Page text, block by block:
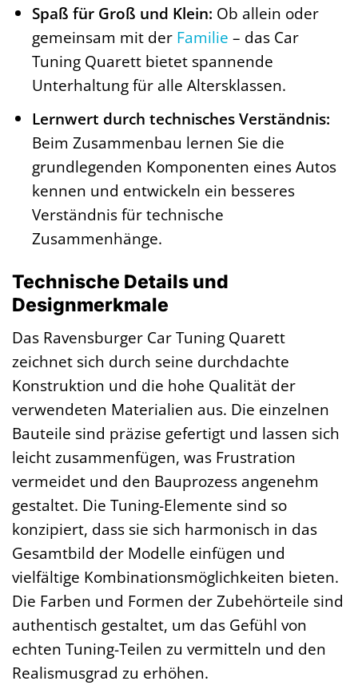
Spaß für Groß und Klein: Ob allein oder
gemeinsam mit der Familie – das Car
Tuning Quarett bietet spannende
Unterhaltung für alle Altersklassen.
Lernwert durch technisches Verständnis:
Beim Zusammenbau lernen Sie die
grundlegenden Komponenten eines Autos
kennen und entwickeln ein besseres
Verständnis für technische
Zusammenhänge.
Technische Details und
Designmerkmale
Das Ravensburger Car Tuning Quarett
zeichnet sich durch seine durchdachte
Konstruktion und die hohe Qualität der
verwendeten Materialien aus. Die einzelnen
Bauteile sind präzise gefertigt und lassen sich
leicht zusammenfügen, was Frustration
vermeidet und den Bauprozess angenehm
gestaltet. Die Tuning-Elemente sind so
konzipiert, dass sie sich harmonisch in das
Gesamtbild der Modelle einfügen und
vielfältige Kombinationsmöglichkeiten bieten.
Die Farben und Formen der Zubehörteile sind
authentisch gestaltet, um das Gefühl von
echten Tuning-Teilen zu vermitteln und den
Realismusgrad zu erhöhen.